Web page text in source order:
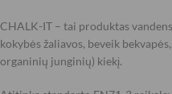
CHALK-IT – tai produktas
kokybės žaliavos, beveik
organinių junginių) kiekį.